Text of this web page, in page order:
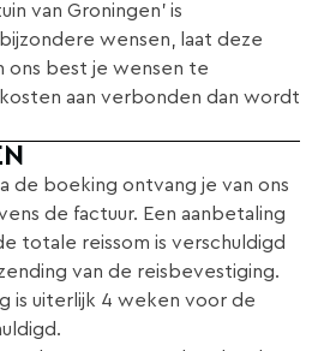
van Groningen' is
wensen, laat deze
ons best je wensen te
aan verbonden dan wordt
de boeking ontvang je van ons
de factuur. Een aanbetaling
totale reissom is verschuldigd
van de reisbevestiging.
is uiterlijk 4 weken voor de